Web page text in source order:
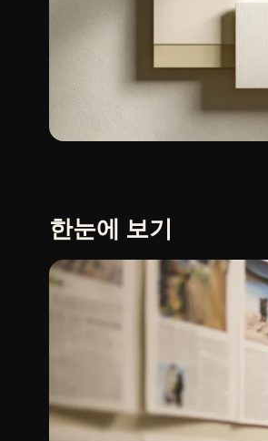
한눈에 보기